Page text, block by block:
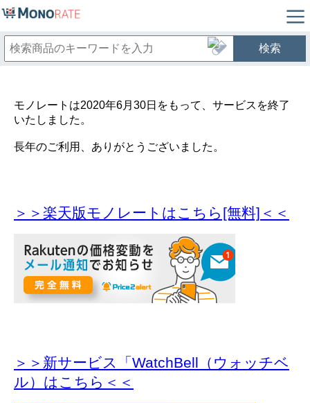
検索
モノレートは2020年6月30日をもって、サービスを終了
いたしました。
長年のご利用、ありがとうございました。
＞＞楽天版モノレートはこちら[無料]＜＜
＞＞新サービス「WatchBell（ウォッチベ
ル）はこちら＜＜